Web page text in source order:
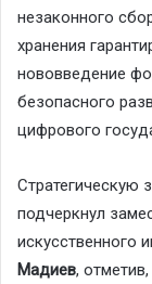
незаконного
хранения
нововведение
безопасного
цифрового
Стратегическую
подчеркнул
искусственного
Мадиев, отметив,